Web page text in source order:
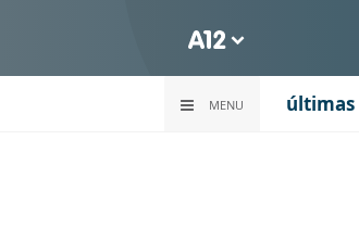
MENU últimas